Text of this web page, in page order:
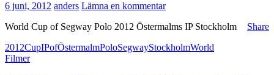
6 juni, 2012 anders Lämna en kommentar
Share
World Cup of Segway Polo 2012 Östermalms IP Stockholm
2012CupIPofÖstermalmPoloSegwayStockholmWorld
Filmer